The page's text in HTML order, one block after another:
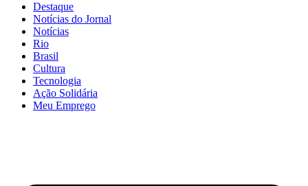
Destaque
Notícias do Jornal
Notícias
Rio
Brasil
Cultura
Tecnologia
Ação Solidária
Meu Emprego